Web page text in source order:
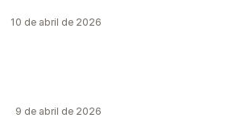
10 de abril de 2026
9 de abril de 2026